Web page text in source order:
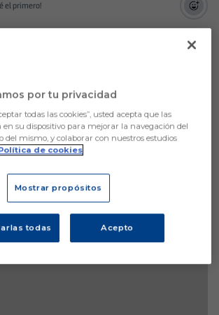
el primero!
por tu privacidad
todas las cookies”, usted acepta que las
en su dispositivo para mejorar la navegación del
del mismo, y colaborar con nuestros estudios
de cookies
Mostrar propósitos
todas Acepto